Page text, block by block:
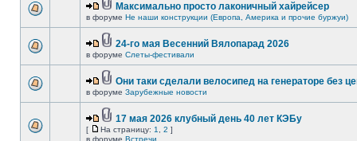
Максимально просто лаконичный хайрейсер
в форуме Не наши конструкции (Европа, Америка и прочие буржуи)
24-го мая Весенний Вялопарад 2026
в форуме Слеты-фестивали
Они таки сделали велосипед на генераторе без
в форуме Зарубежные новости
17 мая 2026 клубный день 40 лет КЭБу
[ На страницу: 1 2 ]
в форуме Встречи